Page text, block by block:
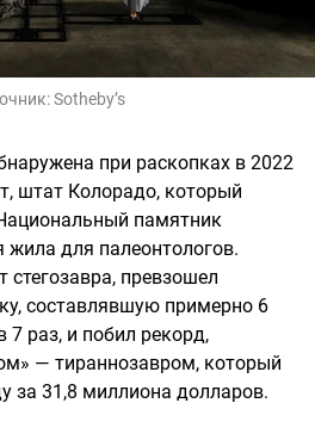
Sotheby’s
при раскопках в 2022
штат Колорадо, который
памятник
для палеонтологов.
стегозавра, превзошел
составлявшую примерно 6
раз, и побил рекорд,
— тираннозавром, который
за 31,8 миллиона долларов.